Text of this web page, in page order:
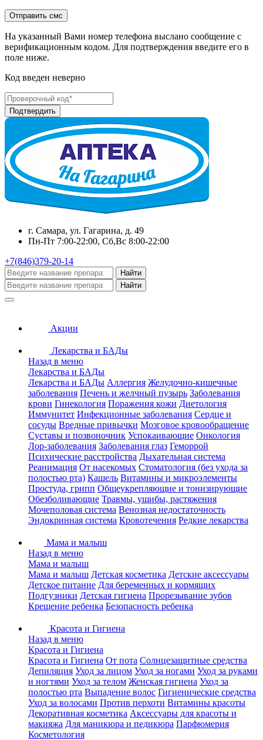
На указанный Вами номер телефона выслано сообщение с
верификационным кодом. Для подтверждения введите его в
поле ниже.
Код введен неверно
г. Самара, ул. Гагарина, д. 49
Пн-Пт 7:00-22:00, Сб,Вс 8:00-22:00
+7(846)379-20-14
Найти
Найти
Акции
Лекарства и БАДы
Назад в меню
Лекарства и БАДы
Лекарства и БАДы Аллергия Желудочно-кишечные
заболевания Печень и желчный пузырь Заболевания
крови Гинекология Поражения кожи Диетология
Иммунитет Инфекционные заболевания Сердце и
сосуды Вредные привычки Мозговое кровообращение
Суставы и позвоночник Успокаивающие Онкология
Лор-заболевания Заболевания глаз Геморрой
Психические расстройства Дыхательная система
Реанимация От насекомых Стоматология (без ухода за
полостью рта) Кашель Витамины и микроэлементы
Простуда, грипп Общеукрепляющие и тонизирующие
Обезболивающие Травмы, ушибы, растяжения
Мочеполовая система Венозная недостаточность
Эндокринная система Кровотечения Редкие лекарства
Мама и малыш
Назад в меню
Мама и малыш
Мама и малыш Детская косметика Детские аксессуары
Детское питание Для беременных и кормящих
Подгузники Детская гигиена Прорезывание зубов
Крещение ребенка Безопасность ребенка
Красота и Гигиена
Назад в меню
Красота и Гигиена
Красота и Гигиена От пота Солнцезащитные средства
Депиляция Уход за лицом Уход за ногами Уход за руками
и ногтями Уход за телом Женская гигиена Уход за
полостью рта Выпадение волос Гигиенические средства
Уход за волосами Против перхоти Витамины красоты
Декоративная косметика Аксессуары для красоты и
макияжа Для маникюра и педикюра Парфюмерия
Косметология